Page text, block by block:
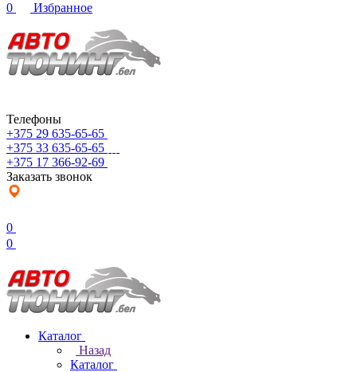
0
Избранное
Телефоны
+375 29 635-65-65
+375 33 635-65-65
+375 17 366-92-69
Заказать звонок
0
0
Каталог
Назад
Каталог